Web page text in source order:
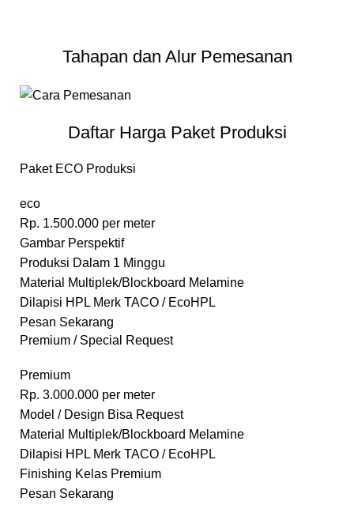
Tahapan dan Alur Pemesanan
Daftar Harga Paket Produksi
Paket ECO Produksi
eco
Rp. 1.500.000 per meter
Gambar Perspektif
Produksi Dalam 1 Minggu
Material Multiplek/Blockboard Melamine
Dilapisi HPL Merk TACO / EcoHPL
Pesan Sekarang
Premium / Special Request
Premium
Rp. 3.000.000 per meter
Model / Design Bisa Request
Material Multiplek/Blockboard Melamine
Dilapisi HPL Merk TACO / EcoHPL
Finishing Kelas Premium
Pesan Sekarang